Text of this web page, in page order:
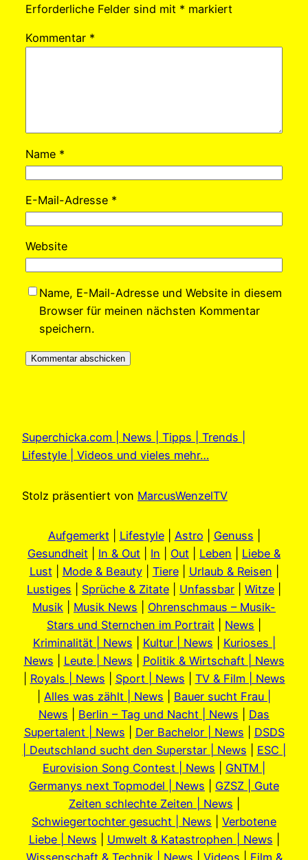
Erforderliche Felder sind mit * markiert
Kommentar *
Name *
E-Mail-Adresse *
Website
Name, E-Mail-Adresse und Website in diesem
Browser für meinen nächsten Kommentar
speichern.
Superchicka.com | News | Tipps | Trends |
Lifestyle | Videos und vieles mehr…
Stolz präsentiert von MarcusWenzelTV
Aufgemerkt| Lifestyle| Astro Genuss
Gesundheit
In & Out In Out Leben
Liebe &
Lust| Mode & Beauty| Tiere| Urlaub & Reisen
Lustiges
Sprüche & Zitate Unfassbar Witze
Musik
Musik News
Ohrenschmaus – Musik-
Stars und Sternchen im Portrait
News
Kriminalität | News
Kultur | News
Kurioses |
News
Leute | News
Politik & Wirtschaft | News
Royals | News Sport | News
TV & Film | News
Alles was zählt | News
Bauer sucht Frau |
News
Berlin – Tag und Nacht | News
Das
Supertalent | News
Der Bachelor | News
DSDS
| Deutschland sucht den Superstar | News
ESC |
Eurovision Song Contest | News
GNTM |
Germanys next Topmodel | News
GZSZ | Gute
Zeiten schlechte Zeiten | News
Schwiegertochter gesucht | News
Verbotene
Liebe | News
Umwelt & Katastrophen | News